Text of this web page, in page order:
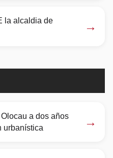
la alcaldia de
→
a dos años
urbanística
→